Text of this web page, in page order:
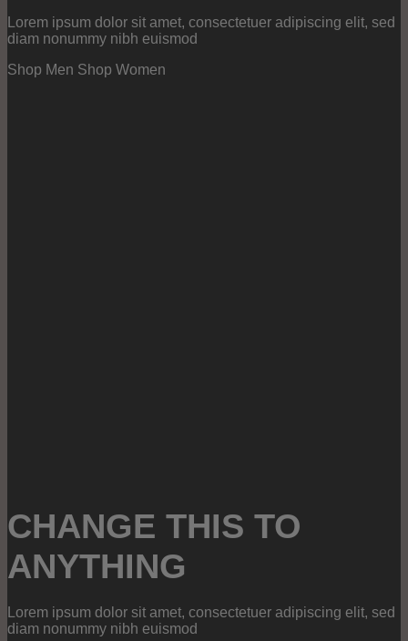
Lorem ipsum dolor sit amet, consectetuer adipiscing elit, sed
diam nonummy nibh euismod
Shop Men Shop Women
CHANGE THIS TO
ANYTHING
Lorem ipsum dolor sit amet, consectetuer adipiscing elit, sed
diam nonummy nibh euismod